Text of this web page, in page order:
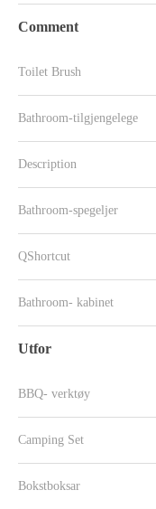
Comment
Toilet Brush
Bathroom-tilgjengelege
Description
Bathroom-spegeljer
QShortcut
Bathroom- kabinet
Utfor
BBQ- verktøy
Camping Set
Bokstboksar